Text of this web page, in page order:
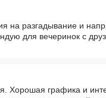
на разгадывание и
для вечеринок с
Хорошая графика и